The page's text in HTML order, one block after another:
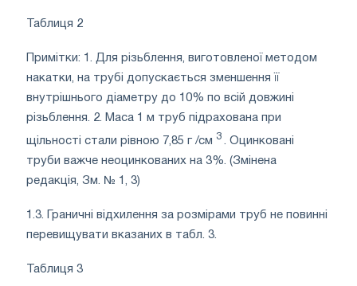
Таблиця 2
Примітки: 1. Для різьблення, виготовленої методом
накатки, на трубі допускається зменшення її
внутрішнього діаметру до 10% по всій довжині
різьблення. 2. Маса 1 м труб підрахована при
щільності стали рівною 7,85 г /см 3 . Оцинковані
труби важче неоцинкованих на 3%. (Змінена
редакція, Зм. № 1, 3)
1.3. Граничні відхилення за розмірами труб не повинні
перевищувати вказаних в табл. 3.
Таблиця 3